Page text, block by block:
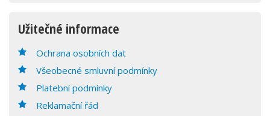
Užitečné informace
Ochrana osobních dat
Všeobecné smluvní podmínky
Platební podmínky
Reklamační řád